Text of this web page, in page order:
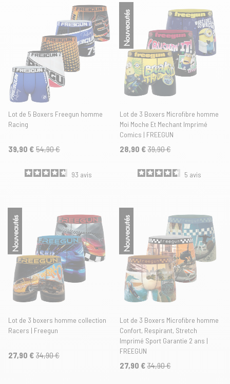
Lot de 5 Boxers Freegun homme
Racing
39,90 € 54,90 €
93 avis
Nouveautés
Lot de 3 Boxers Microfibre homme
Moi Moche Et Mechant Imprimé
Comics | FREEGUN
28,90 € 39,90 €
5 avis
Nouveautés
Lot de 3 boxers homme collection
Racers | Freegun
27,90 € 34,90 €
Nouveautés
Lot de 3 Boxers Microfibre homme
Confort, Respirant, Stretch
Imprimé Sport Garantie 2 ans |
FREEGUN
27,90 € 34,90 €